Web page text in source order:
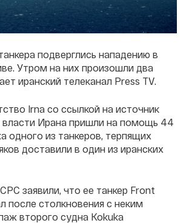
подверглись нападению в
Утром на них произошли два
иранский телеканал Press TV.
Irna со ссылкой на источник
власти Ирана пришли на помощь 44
одного из танкеров, терпящих
доставили в один из иранских
заявили, что ее танкер Front
после столкновения с неким
второго судна Kokuka